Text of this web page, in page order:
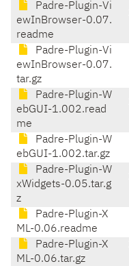
Padre-Plugin-Vi
ewInBrowser-0.07.
readme
Padre-Plugin-Vi
ewInBrowser-0.07.
tar.gz
Padre-Plugin-W
ebGUI-1.002.read
me
Padre-Plugin-W
ebGUI-1.002.tar.gz
Padre-Plugin-W
xWidgets-0.05.tar.g
z
Padre-Plugin-X
ML-0.06.readme
Padre-Plugin-X
ML-0.06.tar.gz